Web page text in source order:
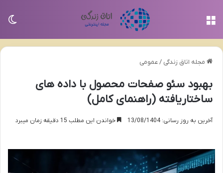
مجله اتاق زندگی /عمومی
بهبود سئو صفحات محصول با داده های
ساختاریافته (راهنمای کامل)
آخرین به روز رسانی: 13/08/1404 خواندن این مطلب 15 دقیقه زمان میبرد